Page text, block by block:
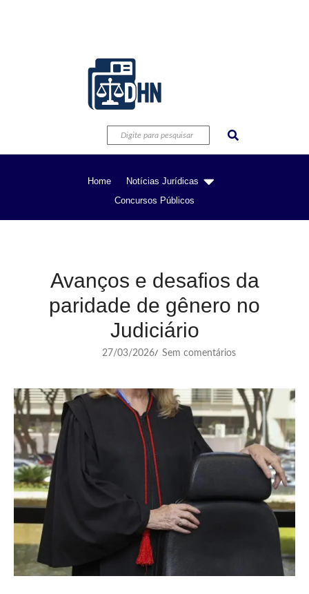
Home
Notícias Jurídicas
Concursos Públicos
Avanços e desafios da
paridade de gênero no
Judiciário
27/03/2026/ Sem comentários